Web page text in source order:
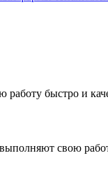
работу быстро и
свою